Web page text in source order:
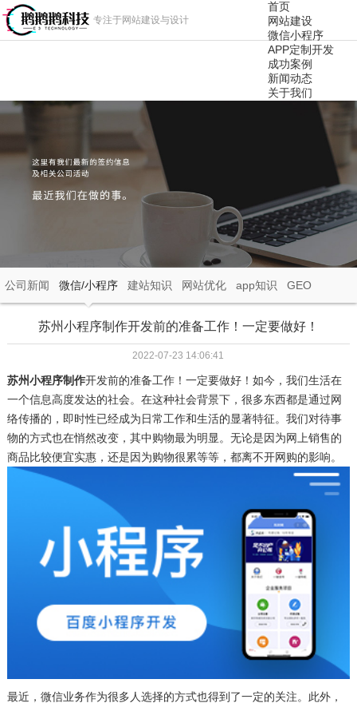
专注于网站建设与设计
首页
网站建设
微信小程序
APP定制开发
成功案例
新闻动态
关于我们
公司新闻 微信/小程序 建站知识 网站优化 app知识 GEO
苏州小程序制作开发前的准备工作！一定要做好！
2022-07-23 14:06:41
苏州小程序制作开发前的准备工作！一定要做好！如今，我们生活在
一个信息高度发达的社会。在这种社会背景下，很多东西都是通过网
络传播的，即时性已经成为日常工作和生活的显著特征。我们对待事
物的方式也在悄然改变，其中购物最为明显。无论是因为网上销售的
商品比较便宜实惠，还是因为购物很累等等，都离不开网购的影响。
最近，微信业务作为很多人选择的方式也得到了一定的关注。此外，